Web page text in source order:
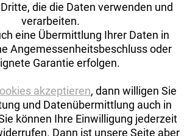
die die Daten verwenden und
verarbeiten.
eine Übermittlung Ihrer Daten in
Angemessenheitsbeschluss oder
Garantie erfolgen.
akzeptieren, dann willigen Sie
und Datenübermittlung auch in
können Ihre Einwilligung jederzeit
Dann ist unsere Seite aber
Auftrag widerrufen